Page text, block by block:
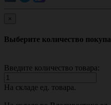
×
Выберите количество
Введите количество товара:
На складе ед. товара.